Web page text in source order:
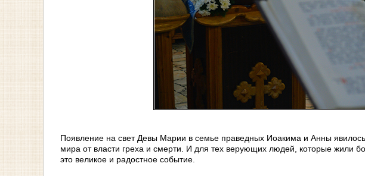
Появление на свет Девы Марии в семье праведных Иоакима и Анны
мира от власти греха и смерти. И для тех верующих людей, которые жили
это великое и радостное событие.